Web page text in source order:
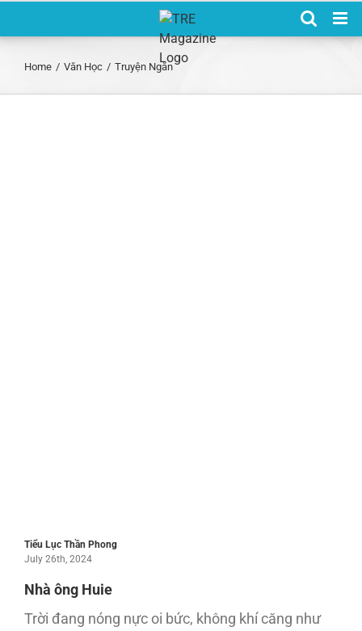
Home / Văn Học / Truyện Ngắn
Tiểu Lục Thần Phong
July 26th, 2024
Nhà ông Huie
Trời đang nóng nực oi bức, không khí căng như